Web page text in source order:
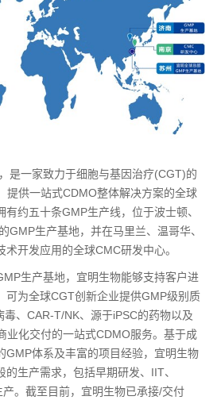
是一家致力于细胞与基因治疗(CGT)的
提供一站式CDMO整体解决方案的全球
约五十条GMP生产线，位于波士顿、
GMP生产基地，并在马里兰、温哥华、
开发应用的全球CMC研发中心。
生产基地，宜明生物能够支持客户进
可为全球CGT创新企业提供GMP级别质
、CAR-T/NK、源于iPSC的药物以及
业化交付的一站式CDMO服务。基于成
GMP体系及丰富的项目经验，宜明生物
生产需求，包括早期研发、IIT、
。截至目前，宜明生物已承接/交付